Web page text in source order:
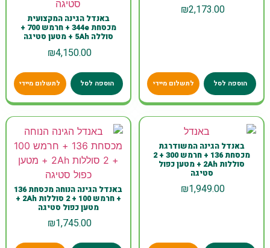
₪2,173.00
הוספה לסל לתשלום מיידי
באנדל הגינה המקצועית
מכסחת 344e + חרמש 700 +
סוללה 5Ah + מטען סטיגה
₪4,150.00
הוספה לסל לתשלום מיידי
באנדל הגינה המשודרגת
מכסחת 136 + חרמש 300 + 2
סוללות 2Ah + מטען כפול
סטיגה
₪1,949.00
באנדל הגינה הנוחה מכסחת 136
+ חרמש 100 + 2 סוללות 2Ah +
מטען כפול סטיגה
₪1,745.00